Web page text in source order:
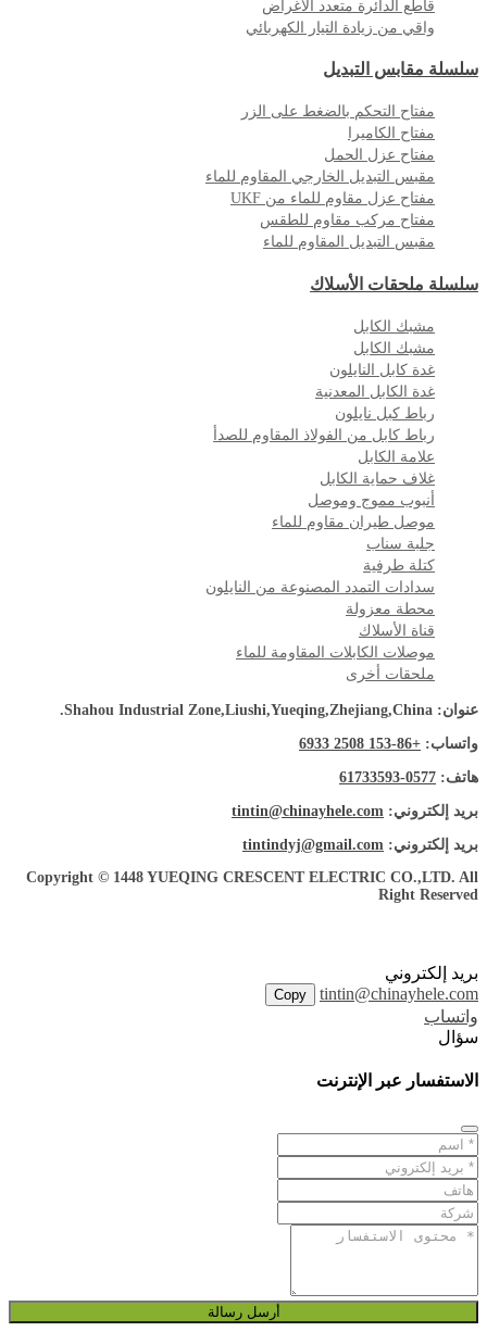
قاطع الدائرة متعدد الأغراض
واقي من زيادة التيار الكهربائي
سلسلة مقابس التبديل
مفتاح التحكم بالضغط على الزر
مفتاح الكاميرا
مفتاح عزل الحمل
مقبس التبديل الخارجي المقاوم للماء
مفتاح عزل مقاوم للماء من UKF
مفتاح مركب مقاوم للطقس
مقبس التبديل المقاوم للماء
سلسلة ملحقات الأسلاك
مشبك الكابل
مشبك الكابل
غدة كابل النايلون
غدة الكابل المعدنية
رباط كبل نايلون
رباط كابل من الفولاذ المقاوم للصدأ
علامة الكابل
غلاف حماية الكابل
أنبوب مموج وموصل
موصل طيران مقاوم للماء
جلبة سناب
كتلة طرفية
سدادات التمدد المصنوعة من النايلون
محطة معزولة
قناة الأسلاك
موصلات الكابلات المقاومة للماء
ملحقات أخرى
عنوان: Shahou Industrial Zone,Liushi,Yueqing,Zhejiang,China.
واتساب: +86-153 2508 6933
هاتف: 0577-61733593
بريد إلكتروني: tintin@chinayhele.com
بريد إلكتروني: tintindyj@gmail.com
Copyright © 1448 YUEQING CRESCENT ELECTRIC CO.,LTD. All
Right Reserved
بريد إلكتروني
tintin@chinayhele.com
Copy
واتساب
سؤال
الاستفسار عبر الإنترنت
أرسل رسالة